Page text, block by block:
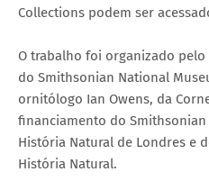
Collections podem ser
O trabalho foi organizado
do Smithsonian National
ornitólogo Ian Owens, da
financiamento do
História Natural de Londres e
História Natural.